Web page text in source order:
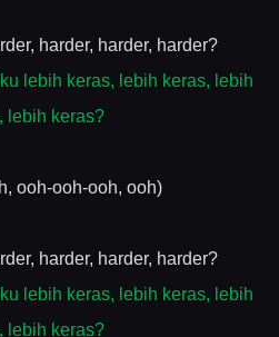
harder, harder, harder?
lebih keras, lebih keras, lebih
lebih keras?
ooh-ooh-ooh, ooh)
harder, harder, harder?
lebih keras, lebih keras, lebih
lebih keras?